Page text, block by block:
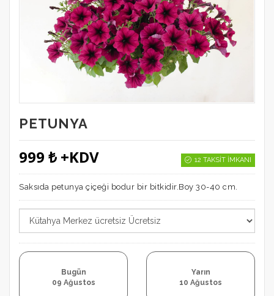
PETUNYA
999 ₺ +KDV 12 TAKSIT İMKANI
Saksıda petunya çiçeği bodur bir bitkidir.Boy 30-40 cm.
Bugün
09 Ağustos
Yarın
10 Ağustos